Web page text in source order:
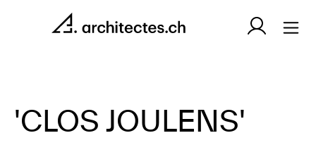
'CLOS JOULENS'